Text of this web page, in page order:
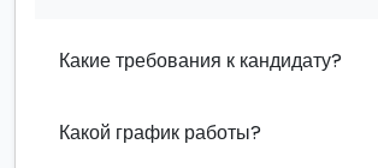
Какие требования к кандидату?
Какой график работы?